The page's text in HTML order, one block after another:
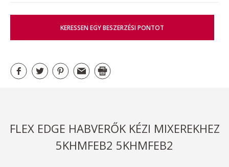
KERESSEN EGY BESZERZÉSI PONTOT
FLEX EDGE HABVERŐK KÉZI MIXEREKHEZ
5KHMFEB2 5KHMFEB2